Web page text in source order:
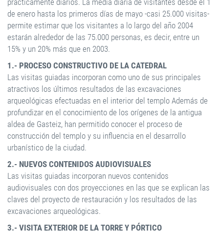
prácticamente diarios. La media diaria de visitantes desde el 1
de enero hasta los primeros días de mayo -casi 25.000 visitas-
permite estimar que los visitantes a lo largo del año 2004
estarán alrededor de las 75.000 personas, es decir, entre un
15% y un 20% más que en 2003.
1.- PROCESO CONSTRUCTIVO DE LA CATEDRAL
Las visitas guiadas incorporan como uno de sus principales
atractivos los últimos resultados de las excavaciones
arqueológicas efectuadas en el interior del templo Además de
profundizar en el conocimiento de los orígenes de la antigua
aldea de Gasteiz, han permitido conocer el proceso de
construcción del templo y su influencia en el desarrollo
urbanístico de la ciudad.
2.- NUEVOS CONTENIDOS AUDIOVISUALES
Las visitas guiadas incorporan nuevos contenidos
audiovisuales con dos proyecciones en las que se explican las
claves del proyecto de restauración y los resultados de las
excavaciones arqueológicas.
3.- VISITA EXTERIOR DE LA TORRE Y PÓRTICO